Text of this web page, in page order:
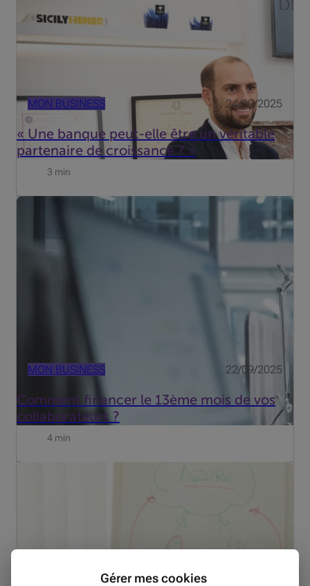
MON BUSINESS 24/09/2025
« Une banque peut-elle être un véritable
partenaire de croissance ? »
3 min
MON BUSINESS 22/09/2025
Comment financer le 13ème mois de vos
collaborateurs ?
Le 13ème mois est un décaissement prévisible qui peut
peser sur la trésorerie de votre entreprise si vous ne
l'anticipez pas. Généralement versé en fin d'année, ce
montant représente une charge importante à prendre en
4 min
différence pour le client. Découvrez le témoignage de
Gérer mes cookies